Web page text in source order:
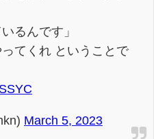
るんです」
てくれ ということで
March 5, 2023